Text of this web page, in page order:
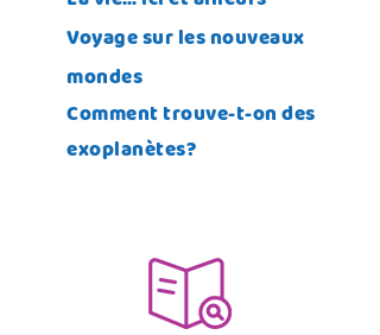
Voyage sur les nouveaux
mondes
Comment trouve-t-on des
exoplanètes?